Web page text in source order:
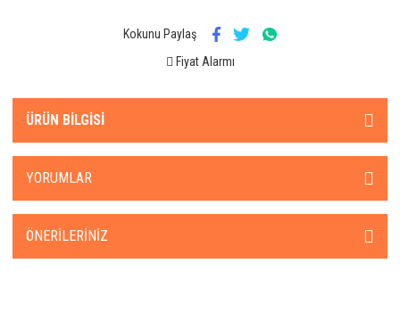
Kokunu Paylaş
Fiyat Alarmı
ÜRÜN BILGISI
YORUMLAR
ÖNERILERINIZ